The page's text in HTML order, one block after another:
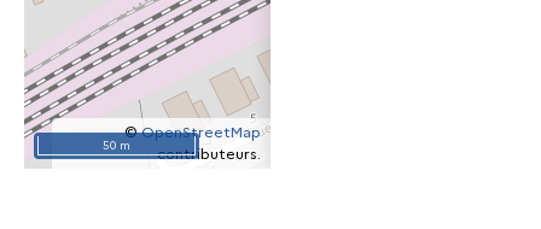
©OpenStreetMap
contributeurs.
50 m